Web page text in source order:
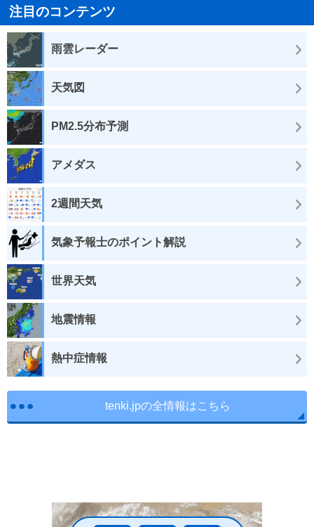
注目のコンテンツ
雨雲レーダー
天気図
PM2.5分布予測
アメダス
2週間天気
気象予報士のポイント解説
世界天気
地震情報
熱中症情報
tenki.jpの全情報はこちら